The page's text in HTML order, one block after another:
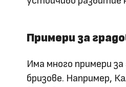
Примери за
Има много примери
бризове. Например,